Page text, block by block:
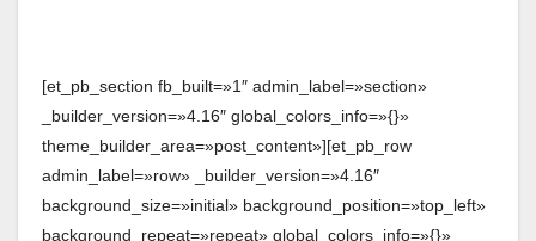
[et_pb_section fb_built=»1″ admin_label=»section»
_builder_version=»4.16″ global_colors_info=»{}»
theme_builder_area=»post_content»][et_pb_row
admin_label=»row» _builder_version=»4.16″
background_size=»initial» background_position=»top_left»
background_repeat=»repeat» global_colors_info=»{}»